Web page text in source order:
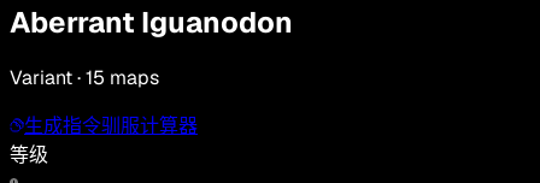
Aberrant Iguanodon
Variant · 15 maps
生成指令驯服计算器
等级